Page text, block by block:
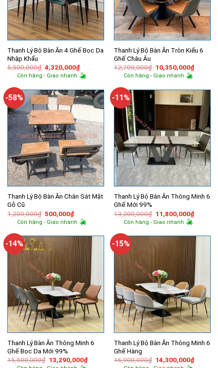
Thanh Lý Bộ Bàn Ăn 4 Ghế Bọc Da
Nhập Khẩu
5,500,000₫ Giá
gốc
là:
4,320,000₫Giá
hiện
tại
4,320,000₫.
Còn hàng - Giao nhanh
Thanh Lý Bộ Bàn Ăn Tròn Kiểu 6
Ghế Châu Âu
12,700,000₫ Giá
gốc
là:
10,350,000₫Giá
hiện
Còn hàng - Giao nhanh
-58%
Thanh Lý Bộ Bàn Ăn Chân Sắt Mặt
Gỗ Cũ
1,200,000₫ Giá
gốc
là:
500,000₫Giá
hiện
tại
500,000₫.
Còn hàng - Giao nhanh
-11%
Thanh Lý Bộ Bàn Ăn Thông Minh 6
Ghế Mới 99%
13,200,000₫ Giá
gốc
là:
11,800,000₫Giá
hiện
Còn hàng - Giao nhanh
-14%
Thanh Lý Bàn Ăn Thông Minh 6
Ghế Bọc Da Mới 99%
15,500,000₫ Giá
gốc
13,290,000₫Giá
hiện
-15%
Thanh Lý Bộ Bàn Ăn Thông Minh 6
Ghế Hàng
16,900,000₫ Giá
gốc
14,300,000₫Giá
hiện